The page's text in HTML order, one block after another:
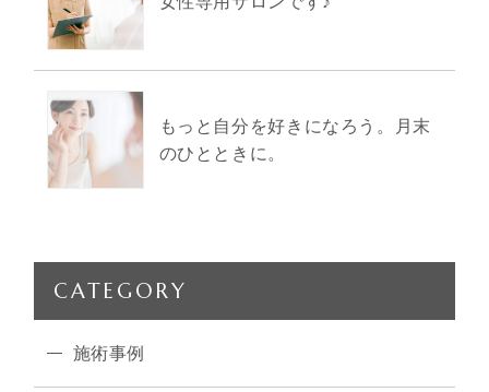
もっと自分を好きになろう。月末
のひとときに。
CATEGORY
施術事例